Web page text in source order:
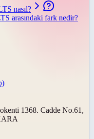
nasıl?
arasındaki fark nedir?
1368. Cadde No.61,